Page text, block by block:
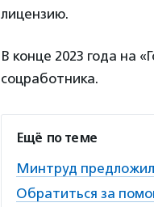
лицензию.
В конце 2023 года на
соцработника.
Ещё по теме
Минтруд
Обратиться за